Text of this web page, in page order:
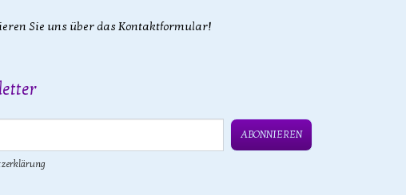
Sie uns über das Kontaktformular!
ABONNIEREN